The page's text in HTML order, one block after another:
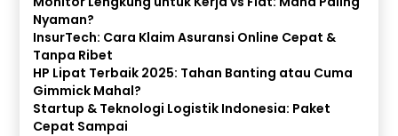
Nyaman?
InsurTech: Cara Klaim Asuransi Online Cepat &
Tanpa Ribet
HP Lipat Terbaik 2025: Tahan Banting atau Cuma
Gimmick Mahal?
Startup & Teknologi Logistik Indonesia: Paket
Cepat Sampai